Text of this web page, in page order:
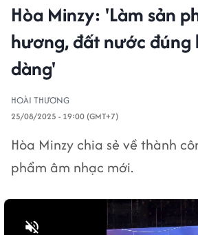
Hòa Minzy: 'Làm sản
hương, đất nước đúng
dàng'
HOÀI THƯƠNG
25/08/2025 - 19:00 (GMT+7)
Hòa Minzy chia sẻ về thành
phẩm âm nhạc mới.